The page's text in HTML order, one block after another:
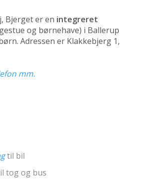
Bjerget er en integreret
og børnehave) i Ballerup
Adressen er Klakkebjerg 1,
mm.
til bil
tog og bus